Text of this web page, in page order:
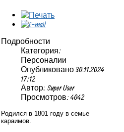
Подробности
Категория:
Персоналии
Опубликовано 30.11.2024
17:12
Автор: Super User
Просмотров: 4042
Родился в 1801 году в семье
караимов.